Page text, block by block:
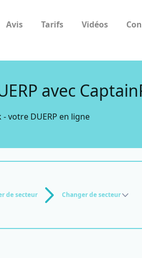
Avis Tarifs Vidéos
avec
- votre DUERP en ligne
de secteur Changer de secteur